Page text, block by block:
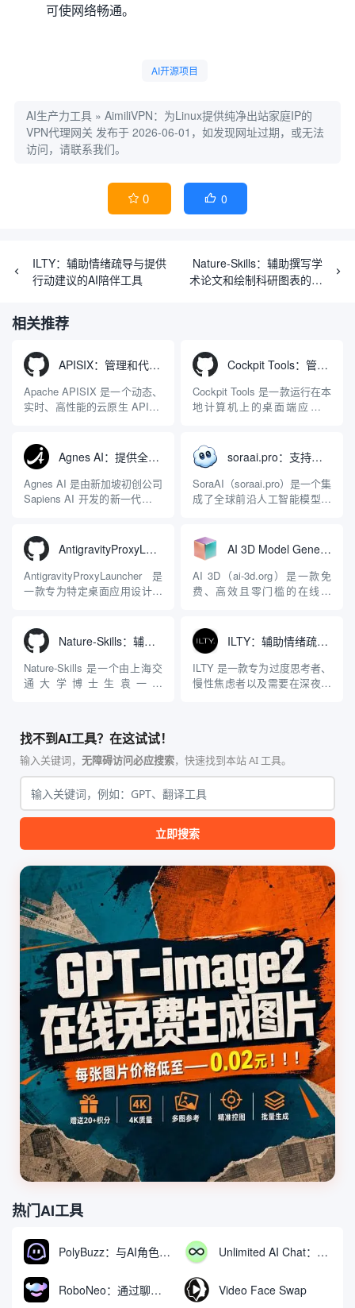
可使网络畅通。
AI开源项目
AI生产力工具 » AimiliVPN：为Linux提供纯净出站家庭IP的
VPN代理网关 发布于 2026-06-01，如发现网址过期，或无法
访问，请联系我们。
 0  0
ILTY：辅助情绪疏导与提供
行动建议的AI陪伴工具
Nature-Skills：辅助撰写学
术论文和绘制科研图表的智
相关推荐
APISIX：管理和代理API及大模型流量的高性能网关
Apache APISIX 是一个动态、
实时、高性能的云原生 API 网
LuaJIT 构建，并在 2019 年作
为顶级开源项目捐赠给
Apache 软件基金会。APISIX
彻底摒...
Cockpit Tools：管理多个AI编程IDE账号与配置多开独立实例的本地桌面应用
Cockpit Tools 是一款运行在本
地计算机上的桌面端应用程
程助手的账号与运行环境而设
计。它目前支持包括
Antigravity IDE、Codex、
GitHub Copilo...
Agnes AI：提供全模态模型免费API、支持图文视频生成与复杂工程执行的智能体平台
Agnes AI 是由新加坡初创公司
Sapiens AI 开发的新一代多模
限制，提供集文本、图像、视
频生成于一体的“全模态”大模
型能力。平台的核心产品矩阵
包括主打自动化工作流的
soraai.pro：支持多模型文字转视频和图像生成的在线创作工具
SoraAI（soraai.pro）是一个集
成了全球前沿人工智能模型的
者、营销人员及广大用户提供
一站式、开箱即用的视觉内容
生成解决方案。网站的核心优
势在于其强大的多模型聚合能
AntigravityProxyLauncher：免TUN全局代理使用Antigravity IDE
AntigravityProxyLauncher 是
一款专为特定桌面应用设计的
Windows 平台。当用户使用桌
面版 Gemini 客户端或
Antigravity IDE ...
AI 3D Model Generator：通过文本和图像快速生成3D模型的在线工具
AI 3D（ai-3d.org）是一款免
费、高效且零门槛的在线AI
动Seed 3D两大行业领先的AI
模型架构，致力于帮助用户无
需掌握复杂的3D拓扑知识或昂
贵的专业软件，即可在...
Nature-Skills：辅助撰写学术论文和绘制科研图表的智能体插件
Nature-Skills 是一个由上海交
通大学博士生袁一哲
合，专为顶级学术期刊（如
Nature、Science、Cell 等）
的论文撰写与发表流程设计。
该工具集以智能体插...
ILTY：辅助情绪疏导与提供行动建议的AI陪伴工具
ILTY 是一款专为过度思考者、
慢性焦虑者以及需要在深夜倾
等同质化建议的软件不同，
ILTY 的核心逻辑是直面现实，
拒...
找不到AI工具？在这试试！
输入关键词， 无障碍访问必应搜索，快速找到本站 AI 工具。
立即搜索
热门AI工具
PolyBuzz：与AI角色互动的免费聊天与角色扮演平台 Unlimited AI Chat：免费无限制的AI聊天工具
RoboNeo：通过聊天生成和编辑视频与图像的AI工具 Video Face Swap